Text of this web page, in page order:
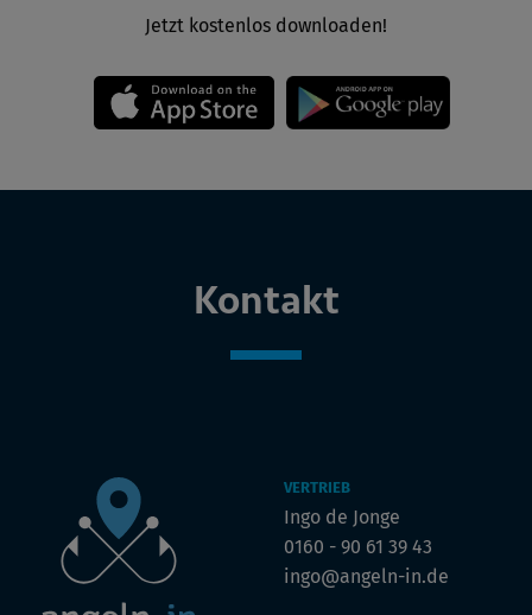
Jetzt kostenlos downloaden!
Kontakt
VERTRIEB
Ingo de Jonge
0160 - 90 61 39 43
ingo@angeln-in.de